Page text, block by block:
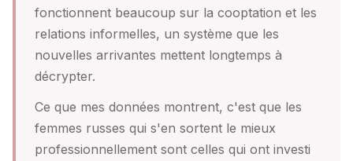
fonctionnent beaucoup sur la cooptation et les
relations informelles, un système que les
nouvelles arrivantes mettent longtemps à
décrypter.
Ce que mes données montrent, c'est que les
femmes russes qui s'en sortent le mieux
professionnellement sont celles qui ont investi